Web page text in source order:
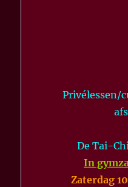
Privélessen/
De Tai-
In
Zaterdag